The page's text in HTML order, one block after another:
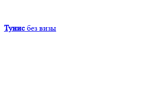
Тунис без визы